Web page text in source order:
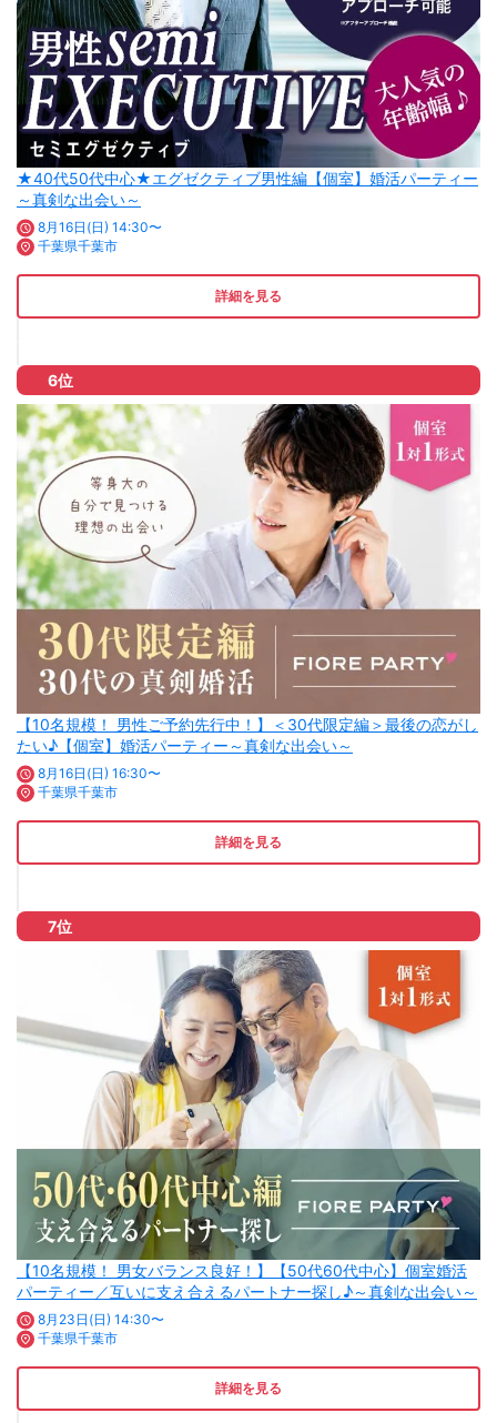
★40代50代中心★エグゼクティブ男性編【個室】婚活パーティー
～真剣な出会い～
8月16日(日) 14:30〜
千葉県千葉市
詳細を見る
6位
【10名規模！ 男性ご予約先行中！】＜30代限定編＞最後の恋がし
たい♪【個室】婚活パーティー～真剣な出会い～
8月16日(日) 16:30〜
千葉県千葉市
詳細を見る
7位
【10名規模！ 男女バランス良好！】【50代60代中心】個室婚活
パーティー／互いに支え合えるパートナー探し♪～真剣な出会い～
8月23日(日) 14:30〜
千葉県千葉市
詳細を見る